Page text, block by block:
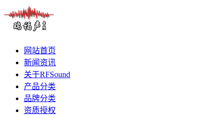
网站首页
新闻资讯
关于RFSound
产品分类
品牌分类
资质授权